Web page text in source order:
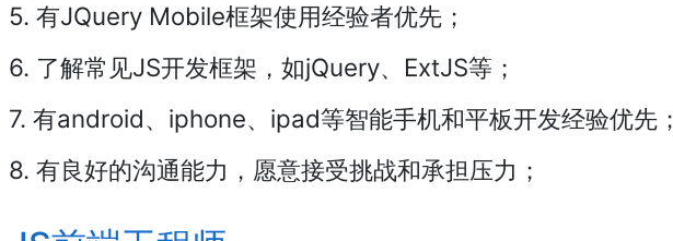
5. 有JQuery Mobile框架使用经验者优先；
6. 了解常见JS开发框架，如jQuery、ExtJS等；
7. 有android、iphone、ipad等智能手机和平板开发经验优先；
8. 有良好的沟通能力，愿意接受挑战和承担压力；